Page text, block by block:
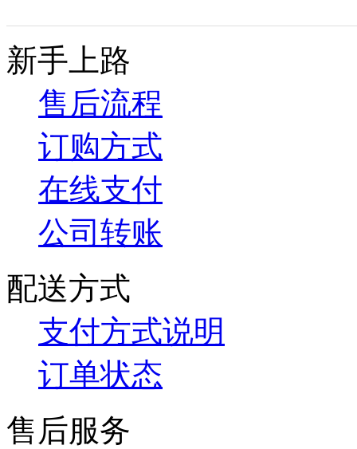
新手上路
售后流程
订购方式
在线支付
公司转账
配送方式
支付方式说明
订单状态
售后服务